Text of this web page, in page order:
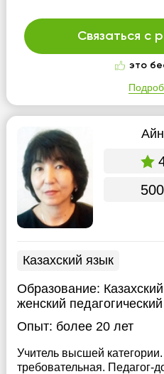
Связаться с
это
Казахский язык
Образование:
женский
Опыт: более 20 лет
Учитель высшей
требовательная. Педагог-